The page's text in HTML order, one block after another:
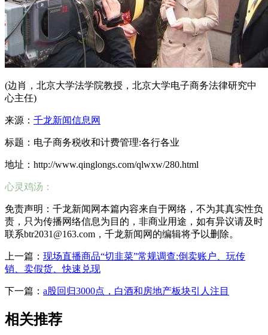
(边肖，北京大学法学院教授，北京大学电子商务法律研究中
心主任)
来源： 千龙新闻信息网
标题：电子商务税收和计费管理:各行各业
地址：http://www.qinglongs.com/qlwxw/280.html
心灵鸡汤：
免责声明：千龙新闻网本篇内容来自于网络，不为其真实性负
责，只为传播网络信息为目的，非商业用途，如有异议请及时
联系btr2031@163.com，千龙新闻网的编辑将予以删除。
上一篇： 现场直播商品“切韭菜”常规调查:倒卖账户、玩传
销、卖假货、快速兑现
下一篇： a股回归3000点，白酒和房地产板块引人注目
相关推荐